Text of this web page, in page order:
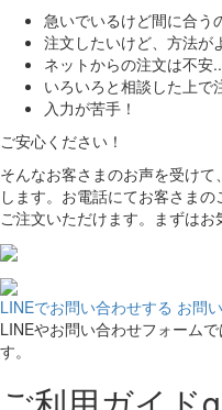
急いでいるけど間に合う
注文したいけど、方法が
ネットからの注文は不安
いろいろと相談した上で
入力が苦手！
ご安心ください！
そんなお客さまのお声を受け
します。お電話にてお客さま
ご注文いただけます。まずはお
LINEでお問い合わせする お問
LINEやお問い合わせフォーム
す。